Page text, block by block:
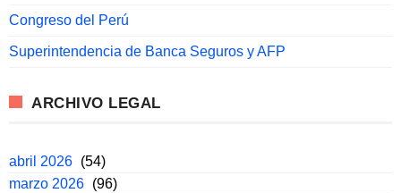
Congreso del Perú
Superintendencia de Banca Seguros y AFP
ARCHIVO LEGAL
abril 2026 (54)
marzo 2026 (96)